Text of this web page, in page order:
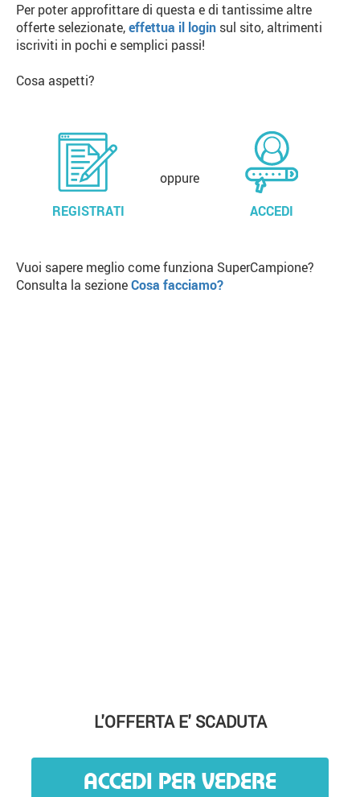
Per poter approfittare di questa e di tantissime altre
offerte selezionate,effettua il login sul sito, altrimenti
iscriviti in pochi e semplici passi!
Cosa aspetti?
REGISTRATI
oppure
ACCEDI
Vuoi sapere meglio come funziona SuperCampione?
Consulta la sezioneCosa facciamo?
L'OFFERTA E' SCADUTA
ACCEDI PER VEDERE